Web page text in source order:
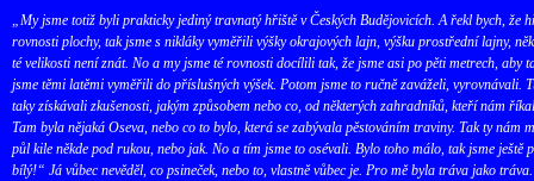
„My jsme totiž byli prakticky jediný travnatý hřiště v Českých Budějovicích. A řekl bych,
rovnosti plochy, tak jsme s nikláky vyměřili výšky okrajových lajn, výšku prostřední lajny,
té velikosti není znát. No a my jsme té rovnosti docílili tak, že jsme asi po pěti metrech,
jsme těmi latěmi vyměřili do příslušných výšek. Potom jsme to ručně zaváželi,
taky získávali zkušenosti, jakým způsobem nebo co, od některých zahradníků, kteří nám
Tam byla nějaká Oseva, nebo co to bylo, která se zabývala pěstováním traviny. Tak ty
půl kile někde pod rukou, nebo jak. No a tím jsme to osévali. Bylo toho málo, tak jsme
bílý!“ Já vůbec nevěděl, co psineček, nebo to, vlastně vůbec je. Pro mě byla tráva jako